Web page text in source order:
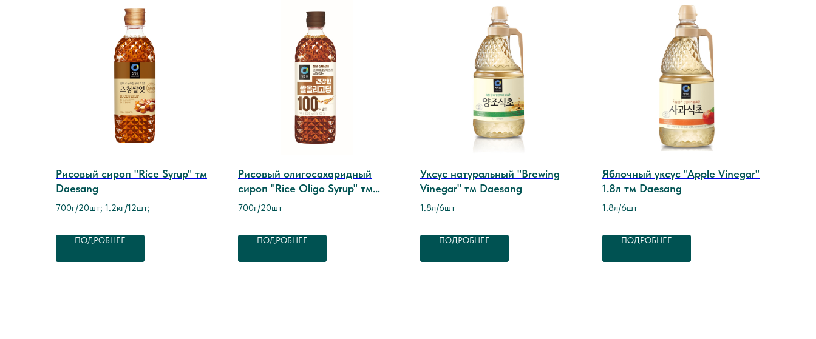
Рисовый сироп "Rice Syrup" тм
Daesang
700г/20шт; 1.2кг/12шт;
ПОДРОБНЕЕ
Рисовый олигосахаридный
сироп "Rice Oligo Syrup" тм
Daesang
700г/20шт
ПОДРОБНЕЕ
Уксус натуральный "Brewing
Vinegar" тм Daesang
1.8л/6шт
ПОДРОБНЕЕ
Яблочный уксус "Apple Vinegar"
1.8л тм Daesang
1.8л/6шт
ПОДРОБНЕЕ